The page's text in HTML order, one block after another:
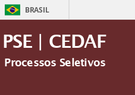
BRASIL
PSE | CEDAF
Processos Seletivos